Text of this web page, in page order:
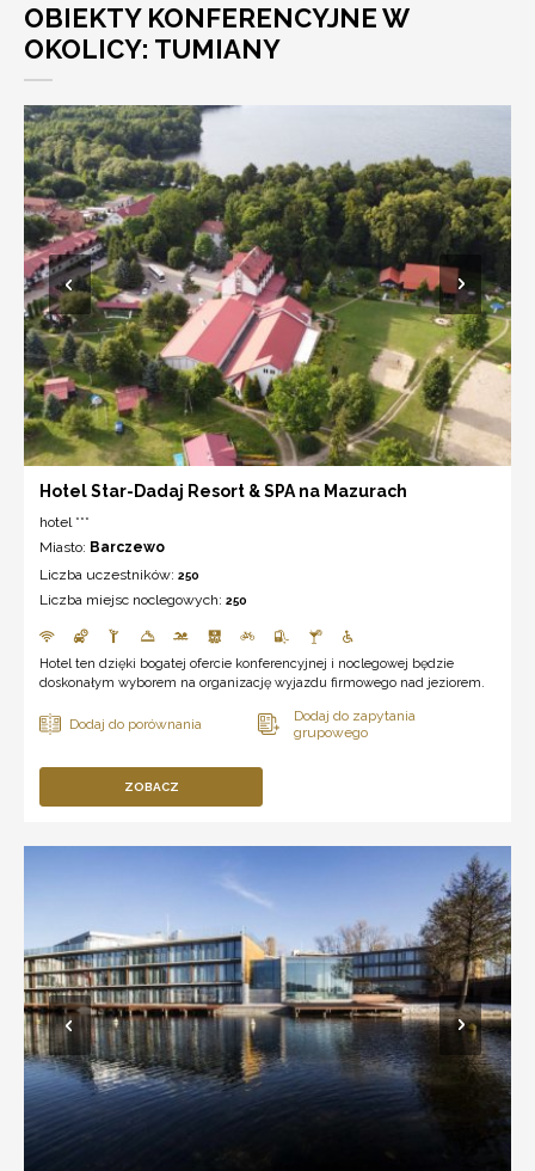
OBIEKTY KONFERENCYJNE W
OKOLICY: TUMIANY
Hotel Star-Dadaj Resort & SPA na Mazurach
hotel ***
Miasto: Barczewo
Liczba uczestników: 250
Liczba miejsc noclegowych: 250
Hotel ten dzięki bogatej ofercie konferencyjnej i noclegowej będzie
doskonałym wyborem na organizację wyjazdu firmowego nad jeziorem.
ZOBACZ